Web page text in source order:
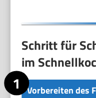
Schritt für
im
Vorbereiten des